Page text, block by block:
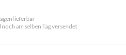
lieferbar
am selben Tag versendet